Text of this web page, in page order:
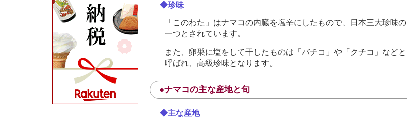
◆珍味
「このわた」はナマコの内臓を塩辛にしたもので、日本三大珍味の
一つとされています。
また、卵巣に塩をして干したものは「バチコ」や「クチコ」などと
呼ばれ、高級珍味となります。
●ナマコの主な産地と旬
◆主な産地